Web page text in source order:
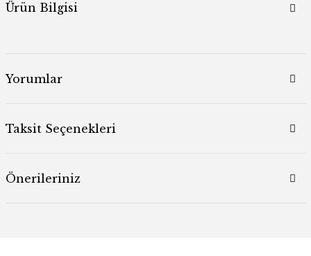
Ürün Bilgisi
Yorumlar
Taksit Seçenekleri
Önerileriniz